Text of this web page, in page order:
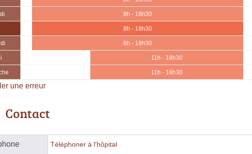
8h - 18h30
8h - 18h30
8h - 18h30
11h - 18h30
11h - 18h30
une erreur
Contact
Téléphoner à l'hôpital